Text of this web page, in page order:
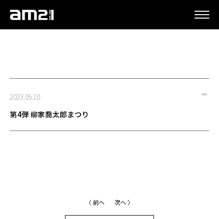
2023.05.10
第4弾 柳家喬太郎まつり
〈 前へ 次へ 〉